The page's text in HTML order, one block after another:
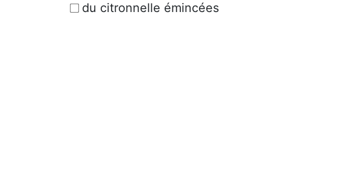
du citronnelle émincées